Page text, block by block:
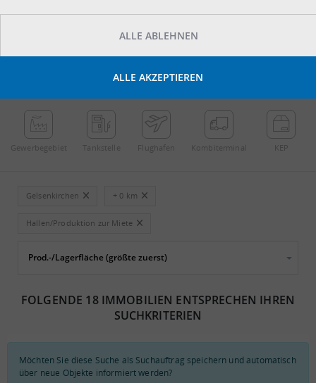
POINTS OF INTEREST
Gewerbe­gebiet Tankstelle Flughafen Kombi­terminal KEP
Gelsenkirchen + 0 km
Hallen/Produktion zur Miete
FOLGENDE 18 IMMOBILIEN ENTSPRECHEN IHREN
SUCHKRITERIEN
Möchten Sie diese Suche als Suchauftrag speichern und automatisch
über neue Objekte informiert werden?
ALLE ABLEHNEN
ALLE AKZEPTIEREN